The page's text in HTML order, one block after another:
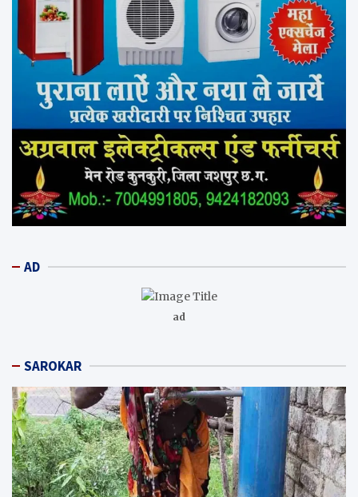
AD
ad
SAROKAR